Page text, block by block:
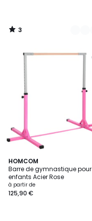
3
/
HOMCOM
Barre de gymnastique pour
enfants Acier Rose
à partir de
125,90 €
2
Couleurs